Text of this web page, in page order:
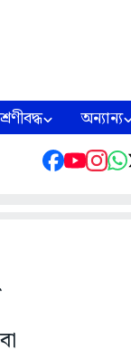
অন্যান্য